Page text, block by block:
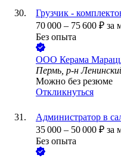
Грузчик -
70 000 – 75 600 ₽ за
Без опыта
ООО Керама
Пермь, р-н
Можно без резюме
Откликнуться
Администратор в
35 000 – 50 000 ₽ за
Без опыта